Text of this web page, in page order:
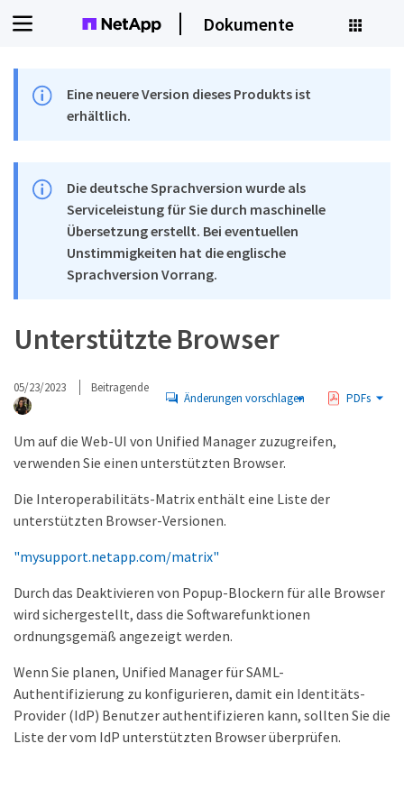
Dokumente
Eine neuere Version dieses Produkts ist
erhältlich.
Die deutsche Sprachversion wurde als
Serviceleistung für Sie durch maschinelle
Übersetzung erstellt. Bei eventuellen
Unstimmigkeiten hat die englische
Sprachversion Vorrang.
Unterstützte Browser
05/23/2023 Beitragende
Änderungen vorschlagen PDFs
Um auf die Web-UI von Unified Manager zuzugreifen,
verwenden Sie einen unterstützten Browser.
Die Interoperabilitäts-Matrix enthält eine Liste der
unterstützten Browser-Versionen.
"mysupport.netapp.com/matrix"
Durch das Deaktivieren von Popup-Blockern für alle Browser
wird sichergestellt, dass die Softwarefunktionen
ordnungsgemäß angezeigt werden.
Wenn Sie planen, Unified Manager für SAML-
Authentifizierung zu konfigurieren, damit ein Identitäts-
Provider (IdP) Benutzer authentifizieren kann, sollten Sie die
Liste der vom IdP unterstützten Browser überprüfen.